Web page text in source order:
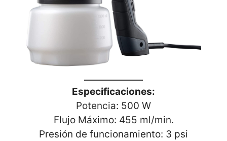
Especificaciones:
Potencia: 500 W
Flujo Máximo: 455 ml/min.
Presión de funcionamiento: 3 psi